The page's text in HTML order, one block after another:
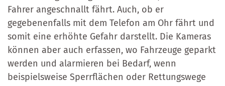
Fahrer angeschnallt fährt. Auch, ob er
gegebenenfalls mit dem Telefon am Ohr fährt und
somit eine erhöhte Gefahr darstellt. Die Kameras
können aber auch erfassen, wo Fahrzeuge geparkt
werden und alarmieren bei Bedarf, wenn
beispielsweise Sperrflächen oder Rettungswege